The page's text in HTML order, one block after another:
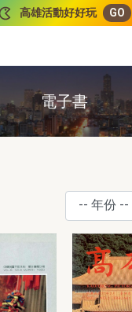
高雄活動好好玩 GO
電子書